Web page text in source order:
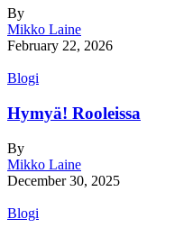
By
Mikko Laine
February 22, 2026
Blogi
Hymyä! Rooleissa
By
Mikko Laine
December 30, 2025
Blogi